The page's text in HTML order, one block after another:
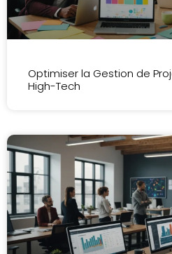
Optimiser la Gestion de
High-Tech